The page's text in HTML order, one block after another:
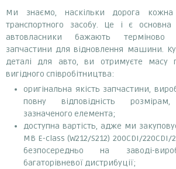
Ми знаємо, наскільки дорога
транспортного засобу. Це і є
автовласники бажають терміново
запчастини для відновлення машини.
деталі для авто, ви отримуєте масу
вигідного співробітництва:
оригінальна якість запчастини,
повну відповідність розмірам,
зазначеного елемента;
доступна вартість, адже ми
MB E-class (W212/S212) 200CDI/
безпосередньо на заводі-
багаторівневої дистрибуції;